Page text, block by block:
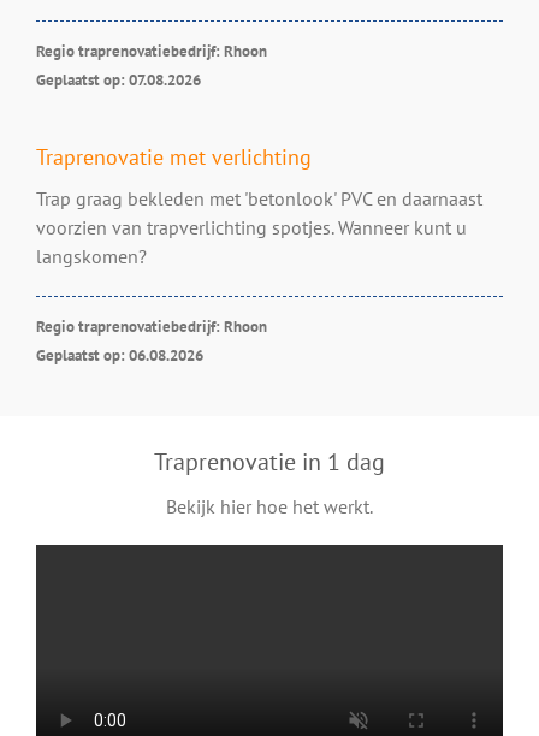
Regio traprenovatiebedrijf: Rhoon
Geplaatst op: 07.08.2026
Traprenovatie met verlichting
Trap graag bekleden met 'betonlook' PVC en daarnaast
voorzien van trapverlichting spotjes. Wanneer kunt u
langskomen?
Regio traprenovatiebedrijf: Rhoon
Geplaatst op: 06.08.2026
Traprenovatie in 1 dag
Bekijk hier hoe het werkt.